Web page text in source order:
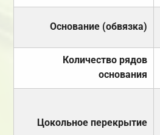
Основание (обвязка)
Количество рядов
основания
Цокольное перекрытие